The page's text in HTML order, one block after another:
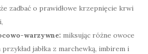
zadbać o prawidłowe krzepnięcie krwi
warzywne: miksując różne owoce
przykład jabłka z marchewką, imbirem i